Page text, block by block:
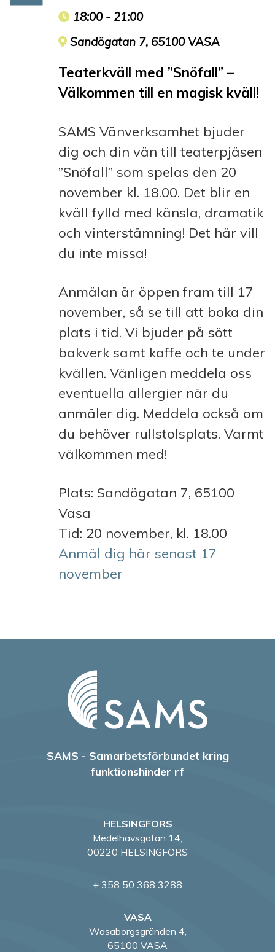
Event time
18:00 - 21:00
Event location
Sandögatan 7, 65100 VASA
Teaterkväll med ”Snöfall” –
Välkommen till en magisk kväll!
SAMS Vänverksamhet bjuder
dig och din vän till teaterpjäsen
”Snöfall” som spelas den 20
november kl. 18.00. Det blir en
kväll fylld med känsla, dramatik
och vinterstämning! Det här vill
du inte missa!
Anmälan är öppen fram till 17
november, så se till att boka din
plats i tid. Vi bjuder på sött
bakverk samt kaffe och te under
kvällen. Vänligen meddela oss
eventuella allergier när du
anmäler dig. Meddela också om
du behöver rullstolsplats. Varmt
välkommen med!
Plats: Sandögatan 7, 65100
Vasa
Tid: 20 november, kl. 18.00
Anmäl dig här senast 17
november
SAMS - Samarbetsförbundet kring
funktionshinder rf
HELSINGFORS
Medelhavsgatan 14,
00220 HELSINGFORS
+ 358 50 368 3288
VASA
Wasaborgsgränden 4,
65100 VASA